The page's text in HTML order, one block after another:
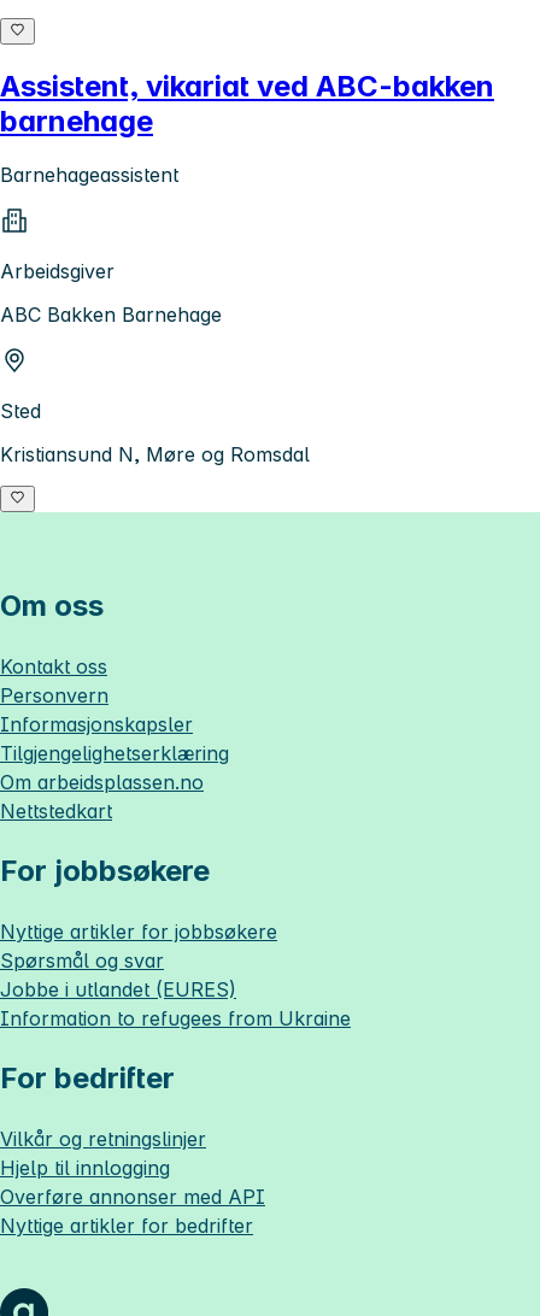
Assistent, vikariat ved ABC-bakken
barnehage
Barnehageassistent
Arbeidsgiver
ABC Bakken Barnehage
Sted
Kristiansund N, Møre og Romsdal
Om oss
Kontakt oss
Personvern
Informasjonskapsler
Tilgjengelighetserklæring
Om arbeidsplassen.no
Nettstedkart
For jobbsøkere
Nyttige artikler for jobbsøkere
Spørsmål og svar
Jobbe i utlandet (EURES)
Information to refugees from Ukraine
For bedrifter
Vilkår og retningslinjer
Hjelp til innlogging
Overføre annonser med API
Nyttige artikler for bedrifter